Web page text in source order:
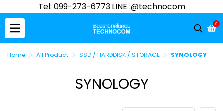
Tel: 099-273-6773 LINE :@technocom
0
Home All Product SSD / HARDDISK / STORAGE SYNOLOGY
SYNOLOGY